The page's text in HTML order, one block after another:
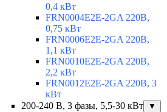
0,4 кВт
FRN0004E2E-2GA 220В,
0,75 кВт
FRN0006E2E-2GA 220В,
1,1 кВт
FRN0010E2E-2GA 220В,
2,2 кВт
FRN0012E2E-2GA 220В, 3
кВт
200-240 В, 3 фазы, 5,5-30 кВт
▼